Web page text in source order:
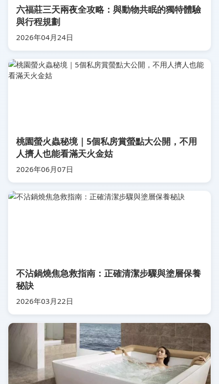
六福莊三天兩夜全攻略：與動物共眠的獨特體驗
與行程規劃
2026年04月24日
桃園螢火蟲秘境｜5個私房賞螢點大公開，不用
人擠人也能看滿天火金姑
2026年06月07日
不沾鍋燒焦急救指南：正確清潔步驟與塗層保養
秘訣
2026年03月22日